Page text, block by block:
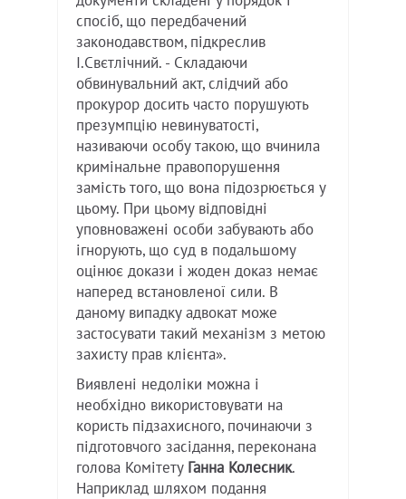
спосіб, що передбачений
законодавством, підкреслив
І.Свєтлічний. - Складаючи
обвинувальний акт, слідчий або
прокурор досить часто порушують
презумпцію невинуватості,
називаючи особу такою, що вчинила
кримінальне правопорушення
замість того, що вона підозрюється у
цьому. При цьому відповідні
уповноважені особи забувають або
ігнорують, що суд в подальшому
оцінює докази і жоден доказ немає
наперед встановленої сили. В
даному випадку адвокат може
застосувати такий механізм з метою
захисту прав клієнта».
Виявлені недоліки можна і
необхідно використовувати на
користь підзахисного, починаючи з
підготовчого засідання, переконана
голова Комітету Ганна Колесник.
Наприклад шляхом подання